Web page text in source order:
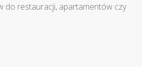
do restauracji, apartamentów czy